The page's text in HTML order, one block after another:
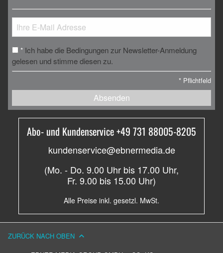
* Ich habe die Bedingungen zur Newsletter-Anmeldung
gelesen und stimme diesen zu.
* Pflichtfeld
Absenden
Abo- und Kundenservice +49 731 88005-8205
kundenservice@ebnermedia.de
(Mo. - Do. 9.00 Uhr bis 17.00 Uhr,
Fr. 9.00 bis 15.00 Uhr)
Alle Preise inkl. gesetzl. MwSt.
ZURÜCK NACH OBEN